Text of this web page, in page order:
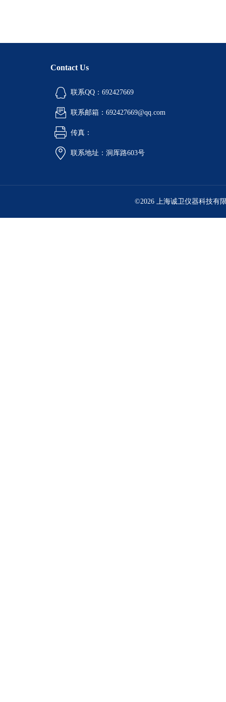
Contact Us
联系QQ：692427669
联系邮箱：692427669@qq.com
传真：
联系地址：洞厍路603号
©2026 上海诚卫仪器科技有